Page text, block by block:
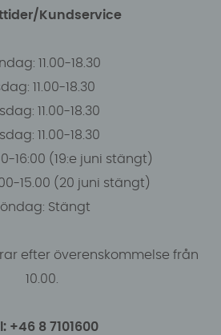
Kundservice
11.00-18.30
11.00-18.30
11.00-18.30
11.00-18.30
16:00 (19:e juni stängt)
15.00 (20 juni stängt)
Stängt
efter överenskommelse från
10.00.
+46 8 7101600